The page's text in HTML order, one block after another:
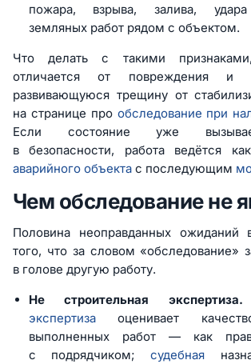
пожара, взрыва, залива, удара
земляных работ рядом с объектом.
Что делать с такими
отличается от повреждения и
развивающуюся трещину от
на странице про обследование при
Если состояние уже
в безопасности, работа ведётся
аварийного объекта с последующим
Чем обследование не
Половина неоправданных ожиданий
того, что за словом «обследование»
в голове другую работу.
Не строительная экспертиза.
экспертизаоценивает
выполненных работ — как
с подрядчиком;судебная